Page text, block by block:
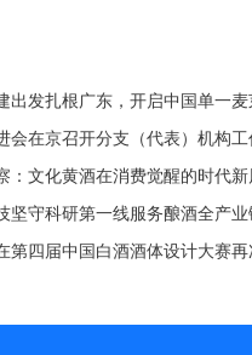
出发扎根广东，开启中国单一
会在京召开分支（代表）机构工
：文化黄酒在消费觉醒的时代
坚守科研第一线服务酿酒全产业
第四届中国白酒酒体设计大赛